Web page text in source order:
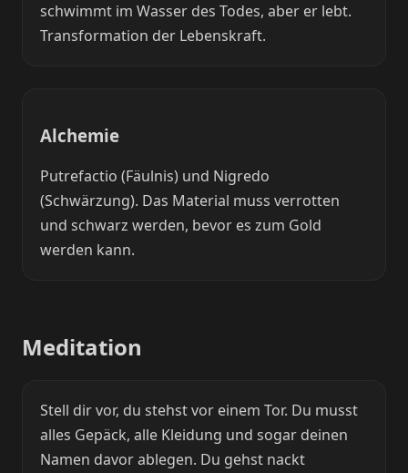
schwimmt im Wasser des Todes, aber er lebt.
Transformation der Lebenskraft.
Alchemie
Putrefactio (Fäulnis) und Nigredo
(Schwärzung). Das Material muss verrotten
und schwarz werden, bevor es zum Gold
werden kann.
Meditation
Stell dir vor, du stehst vor einem Tor. Du musst
alles Gepäck, alle Kleidung und sogar deinen
Namen davor ablegen. Du gehst nackt